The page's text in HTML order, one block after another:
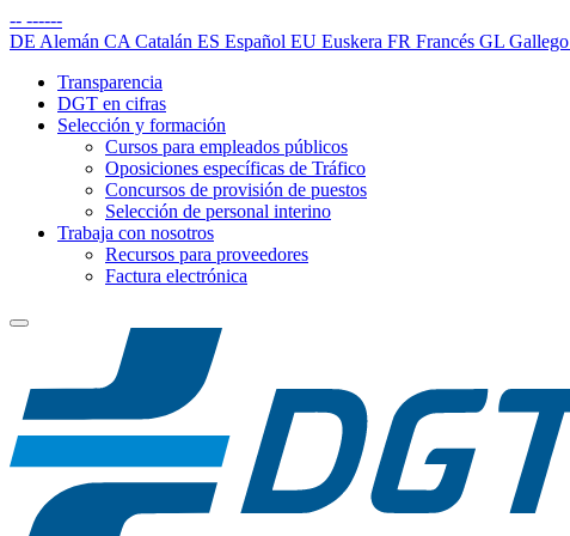
-- ------
DE Alemán CA Catalán ES Español EU Euskera FR Francés GL Gallego
Transparencia
DGT en cifras
Selección y formación
Cursos para empleados públicos
Oposiciones específicas de Tráfico
Concursos de provisión de puestos
Selección de personal interino
Trabaja con nosotros
Recursos para proveedores
Factura electrónica